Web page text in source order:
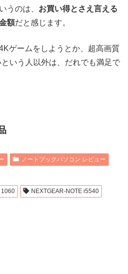
いうのは、 お買い得とさえ言える
額だと感じます。
ゲームをしようとか、超高画質
いう人以外は、だれでも満足で
ノートブックパソコン レビュー
1060 NEXTGEAR-NOTE i5540